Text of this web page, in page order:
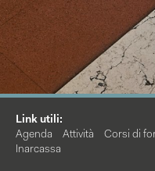
Link utili:
Agenda
Attività Corsi di
Inarcassa